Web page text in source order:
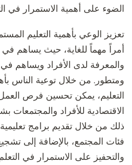
الضوء على أهمية الاستمرار في
تعزيز الوعي بأهمية التعليم
أمراً مهماً للغاية، حيث يساهم في
والمعرفة لدى الأفراد ويساهم
ومتطور. من خلال توعية الناس
التعليم، يمكن تحسين فرص
الاقتصادية للأفراد
ذلك من خلال تقديم برامج
فئات المجتمع، بالإضافة إلى تشجيع
والتحفيز على الاستمرار في